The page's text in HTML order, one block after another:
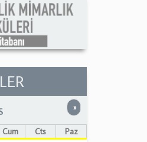
»Sonraki
Cum Cts
Paz